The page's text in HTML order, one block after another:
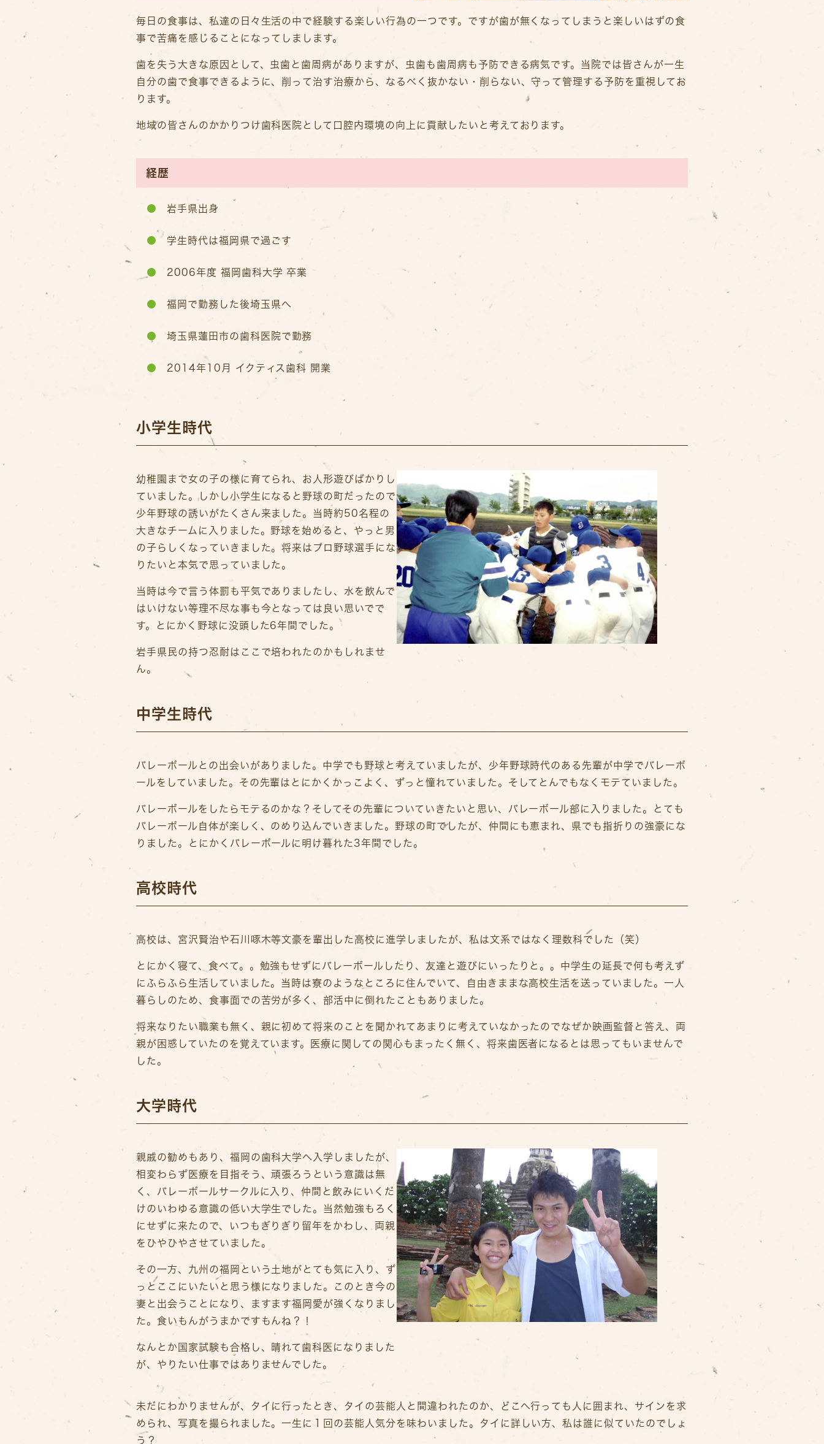
毎日の食事は、私達の日々生活の中で経験する楽しい行為の一つです。ですが歯が無くなってしまうと楽しいはずの食
事で苦痛を感じることになってしまします。
歯を失う大きな原因として、虫歯と歯周病がありますが、虫歯も歯周病も予防できる病気です。当院では皆さんが一生
自分の歯で食事できるように、削って治す治療から、なるべく抜かない・削らない、守って管理する予防を重視してお
ります。
地域の皆さんのかかりつけ歯科医院として口腔内環境の向上に貢献したいと考えております。
経歴
岩手県出身
学生時代は福岡県で過ごす
2006年度 福岡歯科大学 卒業
福岡で勤務した後埼玉県へ
埼玉県蓮田市の歯科医院で勤務
2014年10月 イクティス歯科 開業
小学生時代
幼稚園まで女の子の様に育てられ、お人形遊びばかりし
ていました。しかし小学生になると野球の町だったので
少年野球の誘いがたくさん来ました。当時約50名程の
大きなチームに入りました。野球を始めると、やっと男
の子らしくなっていきました。将来はプロ野球選手にな
りたいと本気で思っていました。
当時は今で言う体罰も平気でありましたし、水を飲んで
はいけない等理不尽な事も今となっては良い思いでで
す。とにかく野球に没頭した6年間でした。
岩手県民の持つ忍耐はここで培われたのかもしれませ
ん。
中学生時代
バレーボールとの出会いがありました。中学でも野球と考えていましたが、少年野球時代のある先輩が中学でバレーボ
ールをしていました。その先輩はとにかくかっこよく、ずっと憧れていました。そしてとんでもなくモテていました。
バレーボールをしたらモテるのかな？そしてその先輩についていきたいと思い、バレーボール部に入りました。とても
バレーボール自体が楽しく、のめり込んでいきました。野球の町でしたが、仲間にも恵まれ、県でも指折りの強豪にな
りました。とにかくバレーボールに明け暮れた3年間でした。
高校時代
高校は、宮沢賢治や石川啄木等文豪を輩出した高校に進学しましたが、私は文系ではなく理数科でした（笑）
とにかく寝て、食べて。。勉強もせずにバレーボールしたり、友達と遊びにいったりと。。中学生の延長で何も考えず
にふらふら生活していました。当時は寮のようなところに住んでいて、自由きままな高校生活を送っていました。一人
暮らしのため、食事面での苦労が多く、部活中に倒れたこともありました。
将来なりたい職業も無く、親に初めて将来のことを聞かれてあまりに考えていなかったのでなぜか映画監督と答え、両
親が困惑していたのを覚えています。医療に関しての関心もまったく無く、将来歯医者になるとは思ってもいませんで
した。
大学時代
親戚の勧めもあり、福岡の歯科大学へ入学しましたが、
相変わらず医療を目指そう、頑張ろうという意識は無
く、バレーボールサークルに入り、仲間と飲みにいくだ
けのいわゆる意識の低い大学生でした。当然勉強もろく
にせずに来たので、いつもぎりぎり留年をかわし、両親
をひやひやさせていました。
その一方、九州の福岡という土地がとても気に入り、ず
っとここにいたいと思う様になりました。このとき今の
妻と出会うことになり、ますます福岡愛が強くなりまし
た。食いもんがうまかですもんね？！
なんとか国家試験も合格し、晴れて歯科医になりました
が、やりたい仕事ではありませんでした。
未だにわかりませんが、タイに行ったとき、タイの芸能人と間違われたのか、どこへ行っても人に囲まれ、サインを求
められ、写真を撮られました。一生に１回の芸能人気分を味わいました。タイに詳しい方、私は誰に似ていたのでしょ
う？